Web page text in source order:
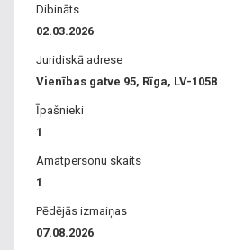
Dibināts
02.03.2026
Juridiskā adrese
Vienības gatve 95, Rīga, LV-1058
Īpašnieki
1
Amatpersonu skaits
1
Pēdējās izmaiņas
07.08.2026